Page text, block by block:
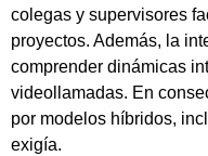
colegas y supervisores
proyectos. Además, la
comprender dinámicas
videollamadas. En
por modelos híbridos,
exigía.